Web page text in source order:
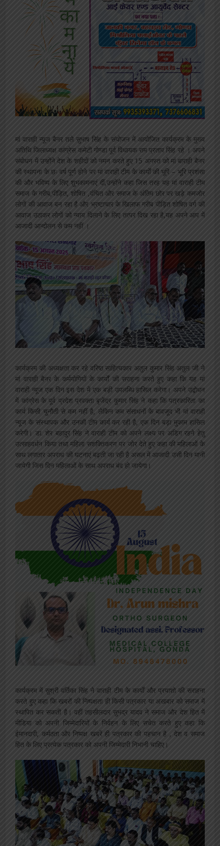
मां वाराही न्यूज बैनर तले सुभाष सिंह के संयोजन में आयोजित कार्यक्रम के मुख्य
अतिथि जिलाध्यक्ष कांग्रेस कमेटी गोण्डा पूर्व विधायक राम प्रताप सिंह रहे । अपने
संबोधन में उन्होंने देश के शहीदों को नमन करते हुए 15 अगस्त को मां बाराही बैनर
की स्थापना के छः वर्ष पूर्ण होने पर मां वाराही टीम के कार्यों की भूरि – भूरि प्रशंसा
की और भविष्य के लिए शुभकामनाएं दीं,उन्होंने कहा जिस तरह यह मां वाराही टीम
समाज के गरीब,पीड़ित, शोषित ,वंचित और समाज के अंतिम छोर पर खड़े कमजोर
लोगों की आवाज बन रहा है और भ्रष्टाचार के खिलाफ गरीब पीड़ित शोषित वर्ग की
आवाज उठाकर लोगों को न्याय दिलाने के लिए तत्पर दिख रहा है,यह अपने आप में
आजादी आन्दोलन से कम नहीं ।
कार्यक्रम की अध्यक्षता कर रहे वरिष्ठ साहित्यकार अतुल कुमार सिंह अतुल जी ने
मां वाराही बैनर के कर्मयोगियों के कार्यों की सराहना करते हुए कहा कि यह मां
वाराही न्यूज एक दिन इस देश में एक बड़ी उपलब्धि हासिल करेगा। अपने उद्बोधन
में कांग्रेस के पूर्व प्रदेश प्रवक्ता बृजेंद्र कुमार सिंह ने कहा कि पत्रकारिता का
कार्य किसी चुनौती से कम नहीं है, लेकिन कम संसाधनों के बावजूद भी मां वाराही
न्यूज के संस्थापक और उनकी टीम कार्य कर रही है, एक दिन बड़ा मुकाम हासिल
करेगी। डा. शेर बहादुर सिंह ने वाराही टीम को अपने लक्ष्य पर अडिग रहने हेतु
उत्साहवर्धन किया तथा महिला सशक्तिकरण पर जोर देते हुए कहा की महिलाओं के
साथ लगातार अपराध की घटनाएं बढ़ती जा रही है असल में आजादी उसी दिन मानी
जायेगी जिस दिन महिलाओं के साथ अपराध बंद हो जायेगा।
कार्यक्रम में सुश्री वर्तिका सिंह ने वाराही टीम के कार्यों और प्रयाशो की सराहना
करते हुए कहा कि खबरों की निष्पक्षता ही किसी पत्रकार या अखबार को समाज में
स्थापित कर सकती है। वहीं तहसीलदार सुभद्र यादव ने समाज और देश हित में
मीडिया को अपनी जिम्मेदारियों के निर्वहन के लिए सचेत करते हुए कहा कि
ईमानदारी, कर्मठता और निष्पक्ष खबरें ही पत्रकार की पहचान है , देश व समाज
हित के लिए प्रत्येक पत्रकार को अपनी जिम्मेदारी निभानी चाहिए।